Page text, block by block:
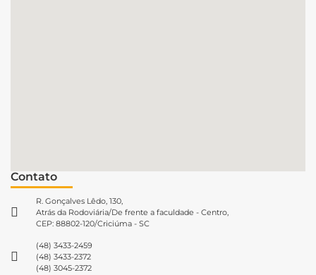
Contato
R. Gonçalves Lêdo, 130,
Atrás da Rodoviária/De frente a faculdade - Centro,
CEP: 88802-120/Criciúma - SC
(48) 3433-2459
(48) 3433-2372
(48) 3045-2372